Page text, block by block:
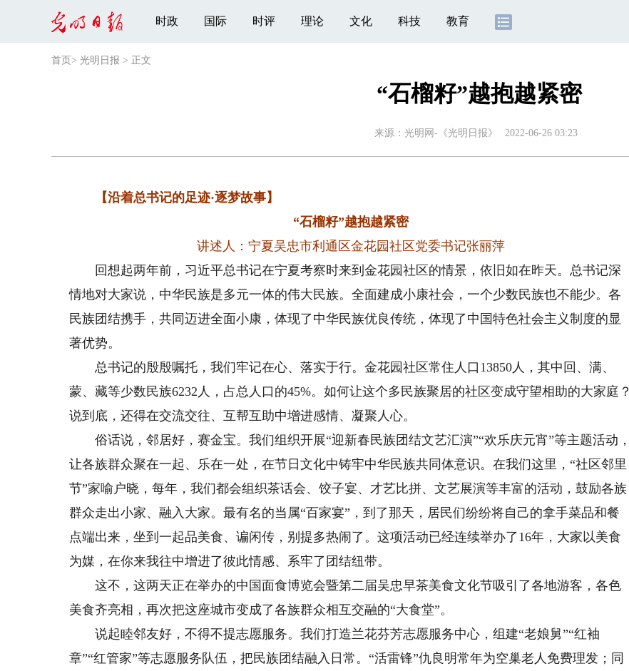
时政 国际 时评 理论 文化 科技 教育
首页 > 光明日报 > 正文
“石榴籽”越抱越紧密
来源： 光明网-《光明日报》 2022-06-26 03:23
【沿着总书记的足迹·逐梦故事】
“石榴籽”越抱越紧密
讲述人：宁夏吴忠市利通区金花园社区党委书记张丽萍
回想起两年前，习近平总书记在宁夏考察时来到金花园社区的情景，依旧如在昨天。总书记深
情地对大家说，中华民族是多元一体的伟大民族。全面建成小康社会，一个少数民族也不能少。各
民族团结携手，共同迈进全面小康，体现了中华民族优良传统，体现了中国特色社会主义制度的显
著优势。
总书记的殷殷嘱托，我们牢记在心、落实于行。金花园社区常住人口13850人，其中回、满、
蒙、藏等少数民族6232人，占总人口的45%。如何让这个多民族聚居的社区变成守望相助的大家庭？
说到底，还得在交流交往、互帮互助中增进感情、凝聚人心。
俗话说，邻居好，赛金宝。我们组织开展“迎新春民族团结文艺汇演”“欢乐庆元宵”等主题活动，
让各族群众聚在一起、乐在一处，在节日文化中铸牢中华民族共同体意识。在我们这里，“社区邻里
节”家喻户晓，每年，我们都会组织茶话会、饺子宴、才艺比拼、文艺展演等丰富的活动，鼓励各族
群众走出小家、融入大家。最有名的当属“百家宴”，到了那天，居民们纷纷将自己的拿手菜品和餐
点端出来，坐到一起品美食、谝闲传，别提多热闹了。这项活动已经连续举办了16年，大家以美食
为媒，在你来我往中增进了彼此情感、系牢了团结纽带。
这不，这两天正在举办的中国面食博览会暨第二届吴忠早茶美食文化节吸引了各地游客，各色
美食齐亮相，再次把这座城市变成了各族群众相互交融的“大食堂”。
说起睦邻友好，不得不提志愿服务。我们打造兰花芬芳志愿服务中心，组建“老娘舅”“红袖
章”“红管家”等志愿服务队伍，把民族团结融入日常。“活雷锋”仇良明常年为空巢老人免费理发；同